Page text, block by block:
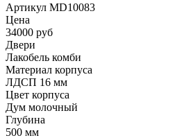
Артикул MD10083
Цена
34000 руб
Двери
Лакобель комби
Материал корпуса
ЛДСП 16 мм
Цвет корпуса
Дум молочный
Глубина
500 мм